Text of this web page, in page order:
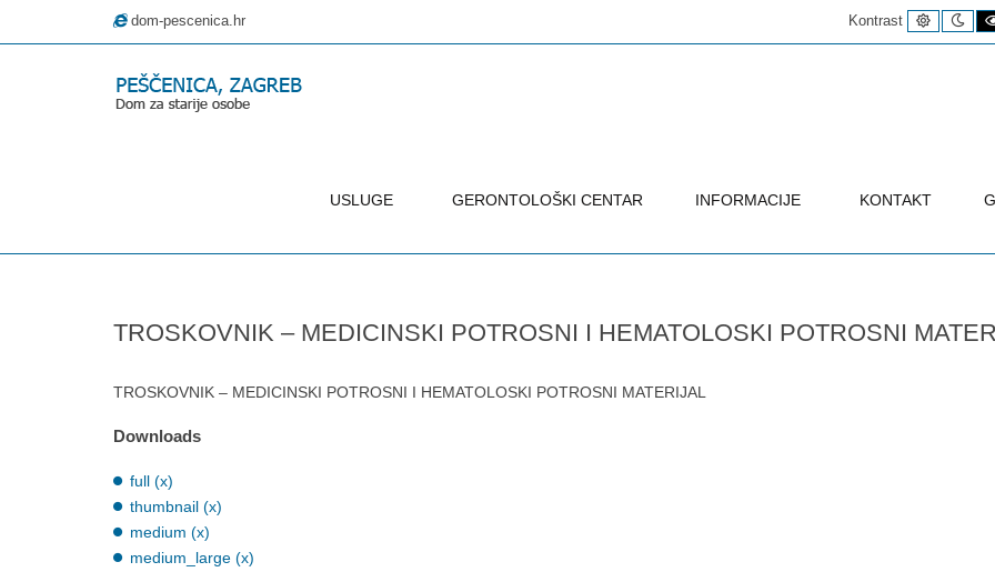
dom-pescenica.hr Kontrast
kontrast
USLUGE GERONTOLOŠKI CENTAR INFORMACIJE KONTAKT
TROSKOVNIK – MEDICINSKI POTROSNI I HEMATOLOSKI POTROSNI
TROSKOVNIK – MEDICINSKI POTROSNI I HEMATOLOSKI POTROSNI MATERIJAL
Downloads
full (x)
thumbnail (x)
medium (x)
medium_large (x)